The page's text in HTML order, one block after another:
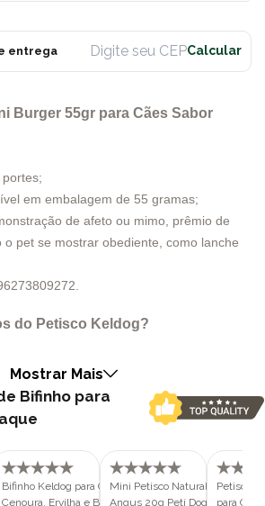
entrega
Burger 55gr para Cães Sabor
em embalagem de 55 gramas;
de afeto ou mimo, prêmio de
pet se mostrar obediente, como lanche
do Petisco Keldog?
para o seu cão. Com o formato divertido
este petisco torna-se irresistível para o
não apenas um momento de
Costela Angus
Mini Burger é verdadeiramente
Mostrar Mais
Bifinho para
Mini Bites
Carne e
Bifinho Keldog para Cães 60gr Sabor
Cenoura, Ervilha e Batata Doce
Mini Petisco Natural Sabor
Angus 20g Petí Dog para Cães
Petisco
para